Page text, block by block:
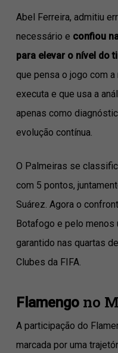
Abel Ferreira, admitiu
necessário e confiou
para elevar o nível do
que pensa o jogo com
executa e que usa a
apenas como
evolução contínua.
O Palmeiras se
com 5 pontos,
Suárez. Agora o
Botafogo e pelo
garantido nas quartas
Clubes da FIFA.
Flamengono
A participação do
marcada por uma